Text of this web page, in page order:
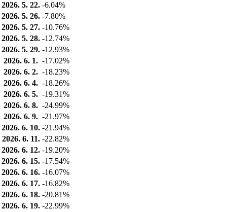
2026. 5. 22. -6.04%
2026. 5. 26. -7.80%
2026. 5. 27. -10.76%
2026. 5. 28. -12.74%
2026. 5. 29. -12.93%
2026. 6. 1. -17.02%
2026. 6. 2. -18.23%
2026. 6. 4. -18.26%
2026. 6. 5. -19.31%
2026. 6. 8. -24.99%
2026. 6. 9. -21.97%
2026. 6. 10. -21.94%
2026. 6. 11. -22.82%
2026. 6. 12. -19.20%
2026. 6. 15. -17.54%
2026. 6. 16. -16.07%
2026. 6. 17. -16.82%
2026. 6. 18. -20.81%
2026. 6. 19. -22.99%